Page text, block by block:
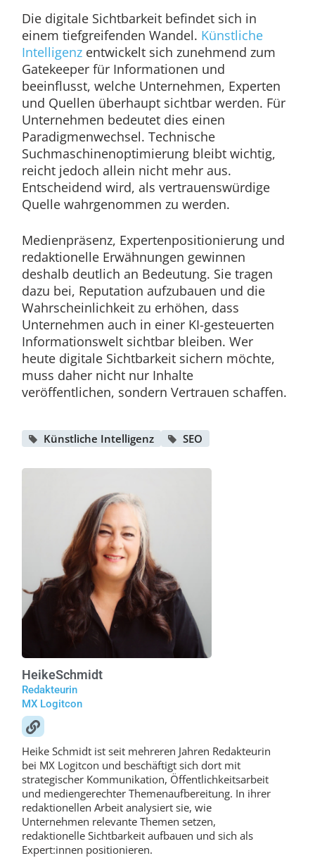
Die digitale Sichtbarkeit befindet sich in
einem tiefgreifenden Wandel. Künstliche
Intelligenzentwickelt sich zunehmend zum
Gatekeeper für Informationen und
beeinflusst, welche Unternehmen, Experten
und Quellen überhaupt sichtbar werden. Für
Unternehmen bedeutet dies einen
Paradigmenwechsel. Technische
Suchmaschinenoptimierung bleibt wichtig,
reicht jedoch allein nicht mehr aus.
Entscheidend wird, als vertrauenswürdige
Quelle wahrgenommen zu werden.
Medienpräsenz, Expertenpositionierung und
redaktionelle Erwähnungen gewinnen
deshalb deutlich an Bedeutung. Sie tragen
dazu bei, Reputation aufzubauen und die
Wahrscheinlichkeit zu erhöhen, dass
Unternehmen auch in einer KI-gesteuerten
Informationswelt sichtbar bleiben. Wer
heute digitale Sichtbarkeit sichern möchte,
muss daher nicht nur Inhalte
veröffentlichen, sondern Vertrauen schaffen.
Künstliche Intelligenz SEO
HeikeSchmidt
Redakteurin
MX Logitcon
Heike Schmidt ist seit mehreren Jahren Redakteurin
bei MX Logitcon und beschäftigt sich dort mit
strategischer Kommunikation, Öffentlichkeitsarbeit
und mediengerechter Themenaufbereitung. In ihrer
redaktionellen Arbeit analysiert sie, wie
Unternehmen relevante Themen setzen,
redaktionelle Sichtbarkeit aufbauen und sich als
Expert:innen positionieren.